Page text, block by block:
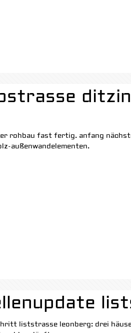
rohbau fast fertig. anfang
außenwandelementen.
liststrasse leonberg: drei